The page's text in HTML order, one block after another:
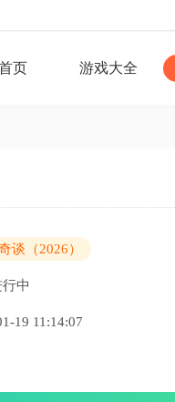
页 游戏大全
谈（2026）
中
19 11:14:07